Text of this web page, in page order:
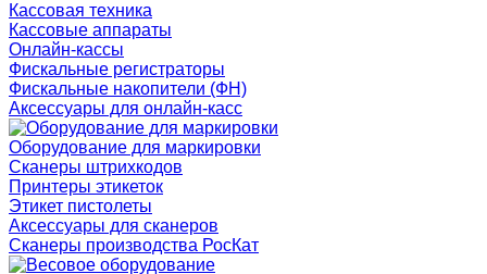
Кассовая техника
Кассовые аппараты
Онлайн-кассы
Фискальные регистраторы
Фискальные накопители (ФН)
Аксессуары для онлайн-касс
Оборудование для маркировки
Сканеры штрихкодов
Принтеры этикеток
Этикет пистолеты
Аксессуары для сканеров
Сканеры производства РосКат